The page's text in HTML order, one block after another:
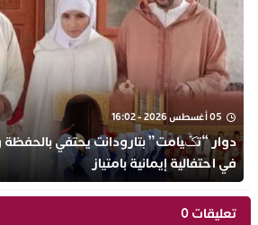
05 أغسطس 2026 - 16:02
دوار “تݣيامت” بتارودانت يحتفي بالحفظة
في احتفالية إيمانية بامتياز
تعليقات 0